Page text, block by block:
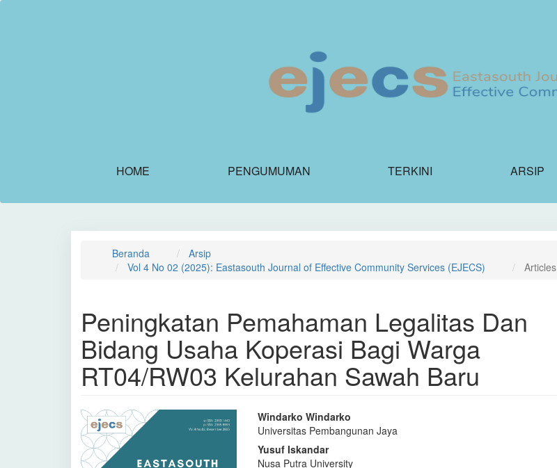
HOME PENGUMUMAN TERKINI ARSIP
Beranda
Arsip
Vol 4 No 02 (2025): Eastasouth Journal of Effective Community Services (EJECS)
Articles
Peningkatan Pemahaman Legalitas Dan
Bidang Usaha Koperasi Bagi Warga
RT04/RW03 Kelurahan Sawah Baru
Bilah
Samping
Isi
Artikel
Windarko Windarko
Universitas Pembangunan Jaya
Yusuf Iskandar
Nusa Putra University